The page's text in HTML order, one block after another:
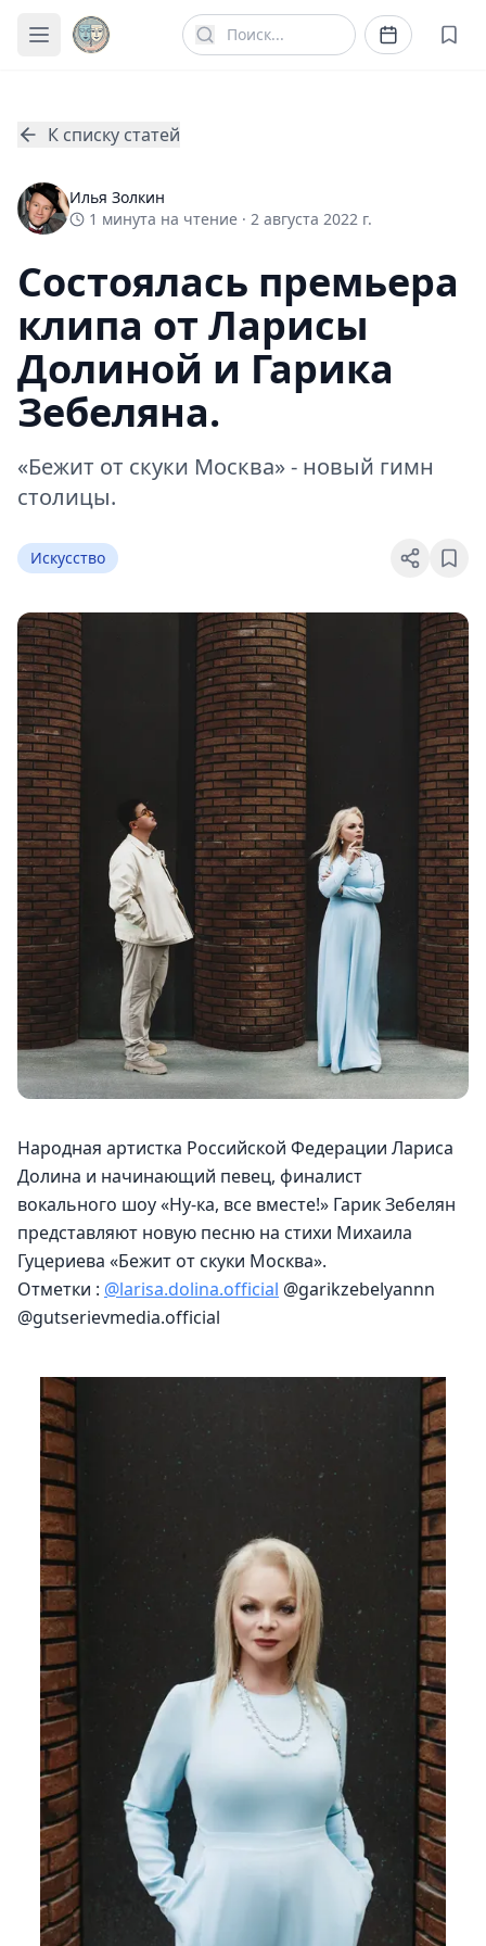
К списку статей
Илья Золкин
1 минута на чтение · 2 августа 2022 г.
Состоялась премьера
клипа от Ларисы
Долиной и Гарика
Зебеляна.
«Бежит от скуки Москва» - новый гимн
столицы.
Искусство
Народная артистка Российской Федерации Лариса
Долина и начинающий певец, финалист
вокального шоу «Ну-ка, все вместе!» Гарик Зебелян
представляют новую песню на стихи Михаила
Гуцериева «Бежит от скуки Москва».
Отметки : @larisa.dolina.official @garikzebelyannn
@gutserievmedia.official